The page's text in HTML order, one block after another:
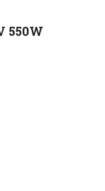
550W